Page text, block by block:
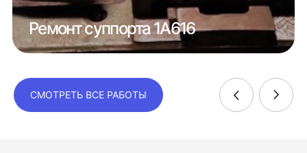
Ремонт суппорта 1А616
СМОТРЕТЬ ВСЕ РАБОТЫ